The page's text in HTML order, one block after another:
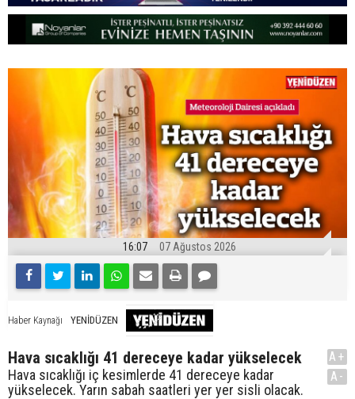
16:07 07 Ağustos 2026
Haber Kaynağı YENİDÜZEN
Hava sıcaklığı 41 dereceye kadar yükselecek
Hava sıcaklığı iç kesimlerde 41 dereceye kadar
yükselecek. Yarın sabah saatleri yer yer sisli olacak.
A+
A-